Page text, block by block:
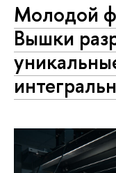
Молодой
Вышки